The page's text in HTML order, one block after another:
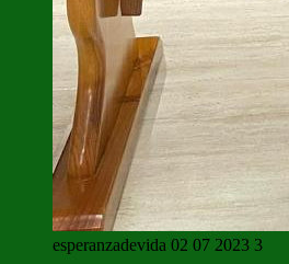
esperanzadevida 02 07 2023 3